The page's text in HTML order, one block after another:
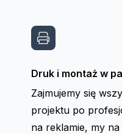
Druk i montaż w
Zajmujemy się
projektu po
na reklamie, my na